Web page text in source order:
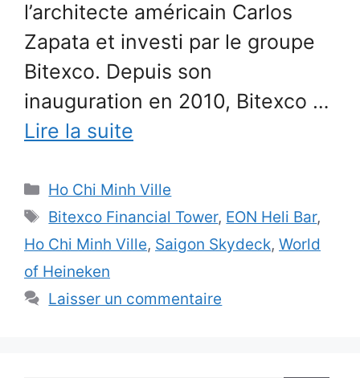
l’architecte américain Carlos
Zapata et investi par le groupe
Bitexco. Depuis son
inauguration en 2010, Bitexco …
Lire la suite
Catégories
Ho Chi Minh Ville
Étiquettes
Bitexco Financial Tower, EON Heli Bar,
Ho Chi Minh Ville, Saigon Skydeck, World
of Heineken
Laisser un commentaire